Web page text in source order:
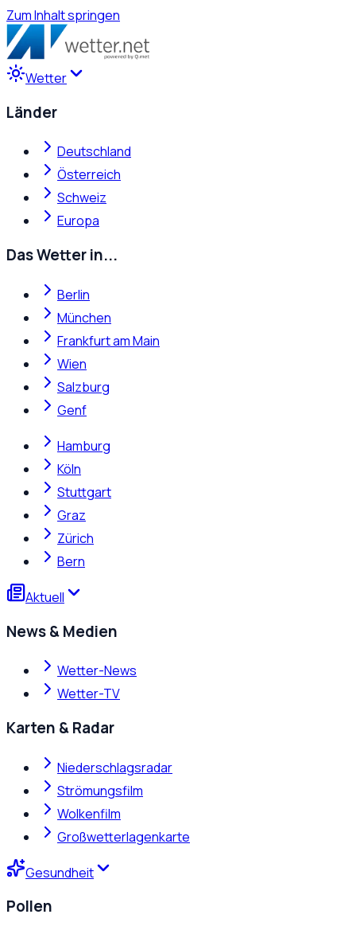
Zum Inhalt springen
Wetter
Länder
Deutschland
Österreich
Schweiz
Europa
Das Wetter in...
Berlin
München
Frankfurt am Main
Wien
Salzburg
Genf
Hamburg
Köln
Stuttgart
Graz
Zürich
Bern
Aktuell
News & Medien
Wetter-News
Wetter-TV
Karten & Radar
Niederschlagsradar
Strömungsfilm
Wolkenfilm
Großwetterlagenkarte
Gesundheit
Pollen